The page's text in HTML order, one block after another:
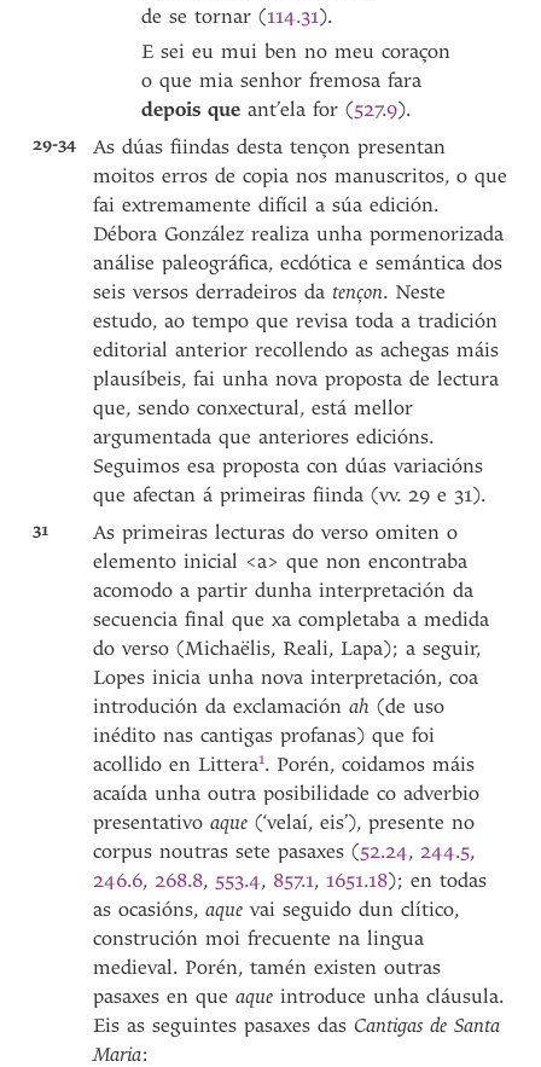
de se tornar (114.31).
E sei eu mui ben no meu coraçon
o que mia senhor fremosa fara
depois que ant’ela for (527.9).
29-34
As dúas fiindas desta tençon presentan
moitos erros de copia nos manuscritos, o que
fai extremamente difícil a súa edición.
Débora González realiza unha pormenorizada
análise paleográfica, ecdótica e semántica dos
seis versos derradeiros datençon. Neste
estudo, ao tempo que revisa toda a tradición
editorial anterior recollendo as achegas máis
plausíbeis, fai unha nova proposta de lectura
que, sendo conxectural, está mellor
argumentada que anteriores edicións.
Seguimos esa proposta con dúas variacións
que afectan á primeiras fiinda (vv. 29 e 31).
31
As primeiras lecturas do verso omiten o
elemento inicial <a> que non encontraba
acomodo a partir dunha interpretación da
secuencia final que xa completaba a medida
do verso (Michaëlis, Reali, Lapa); a seguir,
Lopes inicia unha nova interpretación, coa
introdución da exclamaciónah (de uso
inédito nas cantigas profanas) que foi
acollido enLittera1. Porén, coidamos máis
acaída unha outra posibilidade co adverbio
presentativoaque(‘velaí, eis’), presente no
corpus noutras sete pasaxes (52.24, 244.5,
246.6, 268.8, 553.4, 857.1, 1651.18); en todas
as ocasións,aque vai seguido dun clítico,
construción moi frecuente na lingua
medieval. Porén, tamén existen outras
pasaxes en queaqueintroduce unha cláusula.
Eis as seguintes pasaxes dasCantigas de Santa
Maria: